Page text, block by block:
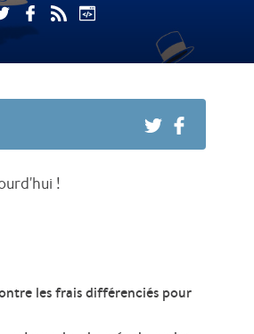
!
les frais différenciés pour